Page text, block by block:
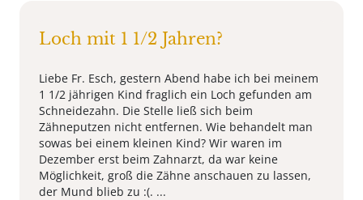
Loch mit 1 1/2 Jahren?
Liebe Fr. Esch, gestern Abend habe ich bei meinem
1 1/2 jährigen Kind fraglich ein Loch gefunden am
Schneidezahn. Die Stelle ließ sich beim
Zähneputzen nicht entfernen. Wie behandelt man
sowas bei einem kleinen Kind? Wir waren im
Dezember erst beim Zahnarzt, da war keine
Möglichkeit, groß die Zähne anschauen zu lassen,
der Mund blieb zu :(. ...